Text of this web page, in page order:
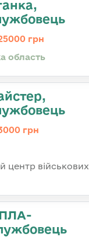
грн
область
грн
центр військових